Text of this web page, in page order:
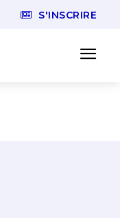
S'INSCRIRE